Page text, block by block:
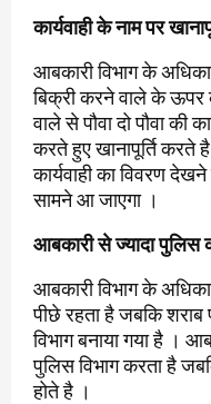
कार्यवाही के नाम पर
आबकारी विभाग के
बिक्री करने वाले के ऊपर
वाले से पौवा दो पौवा की
करते हुए खानापूर्ति करते
कार्यवाही का विवरण
सामने आ जाएगा ।
आबकारी से ज्यादा पुलिस
आबकारी विभाग के
पीछे रहता है जबकि शराब
विभाग बनाया गया है ।
पुलिस विभाग करता है
होते है ।